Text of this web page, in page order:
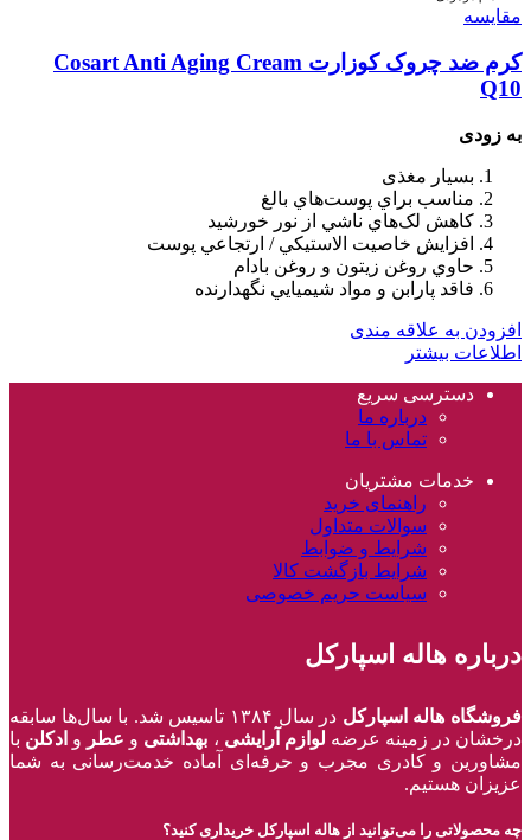
مقایسه
کرم ضد چروک کوزارت Cosart Anti Aging Cream
Q10
به زودی
بسيار مغذی
مناسب براي پوست‌هاي بالغ
کاهش لک‌هاي ناشي از نور خورشيد
افزايش خاصيت الاستيکي / ارتجاعي پوست
حاوي روغن زيتون و روغن بادام
فاقد پارابن و مواد شيميايي نگهدارنده
افزودن به علاقه مندی
اطلاعات بیشتر
دسترسی سریع
درباره ما
تماس با ما
خدمات مشتریان
راهنمای خرید
سوالات متداول
شرایط و ضوابط
شرایط بازگشت کالا
سیاست حریم خصوصی
درباره هاله اسپارکل
فروشگاه هاله اسپارکل
در سال ۱۳۸۴ تاسیس شد. با سال‌ها سابقه
درخشان در زمینه عرضه لوازم آرایشی ، بهداشتی و عطر و ادکلن با
مشاورین و کادری مجرب و حرفه‌ای آماده خدمت‌رسانی به شما
عزیزان هستیم.
چه محصولاتی را می‌توانید از هاله اسپارکل خریداری کنید؟